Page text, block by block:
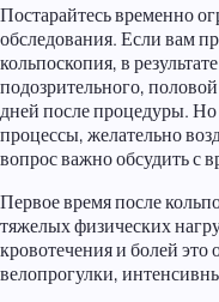
Постарайтесь временно
обследования. Если вам
кольпоскопия, в
подозрительного,
дней после процедуры.
процессы, желательно
вопрос важно обсудить с
Первое время после
тяжелых физических
кровотечения и болей
велопрогулки,